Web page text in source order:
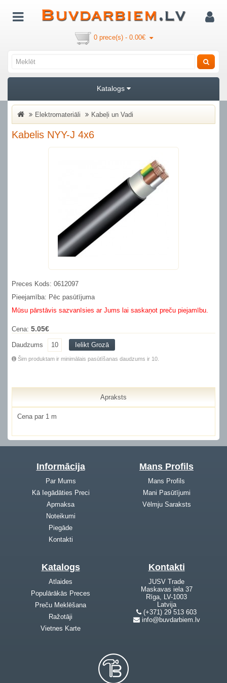
0 prece(s) - 0.00€
Katalogs
Elektromateriāli Kabeļi un Vadi
Kabelis NYY-J 4x6
Preces Kods: 0612097
Pieejamība: Pēc pasūtījuma
Mūsu pārstāvis sazvanīsies ar Jums lai saskaņot preču piejamību.
Cena: 5.05€
Daudzums Ielikt Grozā
Šim produktam ir minimālais pasūtīšanas daudzums ir 10.
Apraksts
Cena par 1 m
Informācija
Par Mums
Kā Iegādāties Preci
Apmaksa
Noteikumi
Piegāde
Kontakti
Mans Profils
Mans Profils
Mani Pasūtījumi
Vēlmju Saraksts
Katalogs
Atlaides
Populārākās Preces
Preču Meklēšana
Ražotāji
Vietnes Karte
Kontakti
JUSV Trade
Maskavas iela 37
Rīga, LV-1003
Latvija
(+371) 29 513 603
info@buvdarbiem.lv